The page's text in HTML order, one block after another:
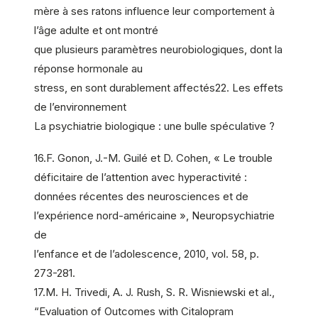
mère à ses ratons influence leur comportement à
l’âge adulte et ont montré
que plusieurs paramètres neurobiologiques, dont la
réponse hormonale au
stress, en sont durablement affectés22. Les effets
de l’environnement
La psychiatrie biologique : une bulle spéculative ?
16.F. Gonon, J.-M. Guilé et D. Cohen, « Le trouble
déficitaire de l’attention avec hyperactivité :
données récentes des neurosciences et de
l’expérience nord-américaine », Neuropsychiatrie
de
l’enfance et de l’adolescence, 2010, vol. 58, p.
273-281.
17.M. H. Trivedi, A. J. Rush, S. R. Wisniewski et al.,
“Evaluation of Outcomes with Citalopram